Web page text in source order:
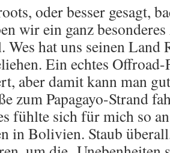
oder besser gesagt,
wir ein ganz
Wes hat uns seinen Land
Ein echtes
aber damit kann man
zum Papagayo-Strand
fühlte sich für mich so
in Bolivien. Staub